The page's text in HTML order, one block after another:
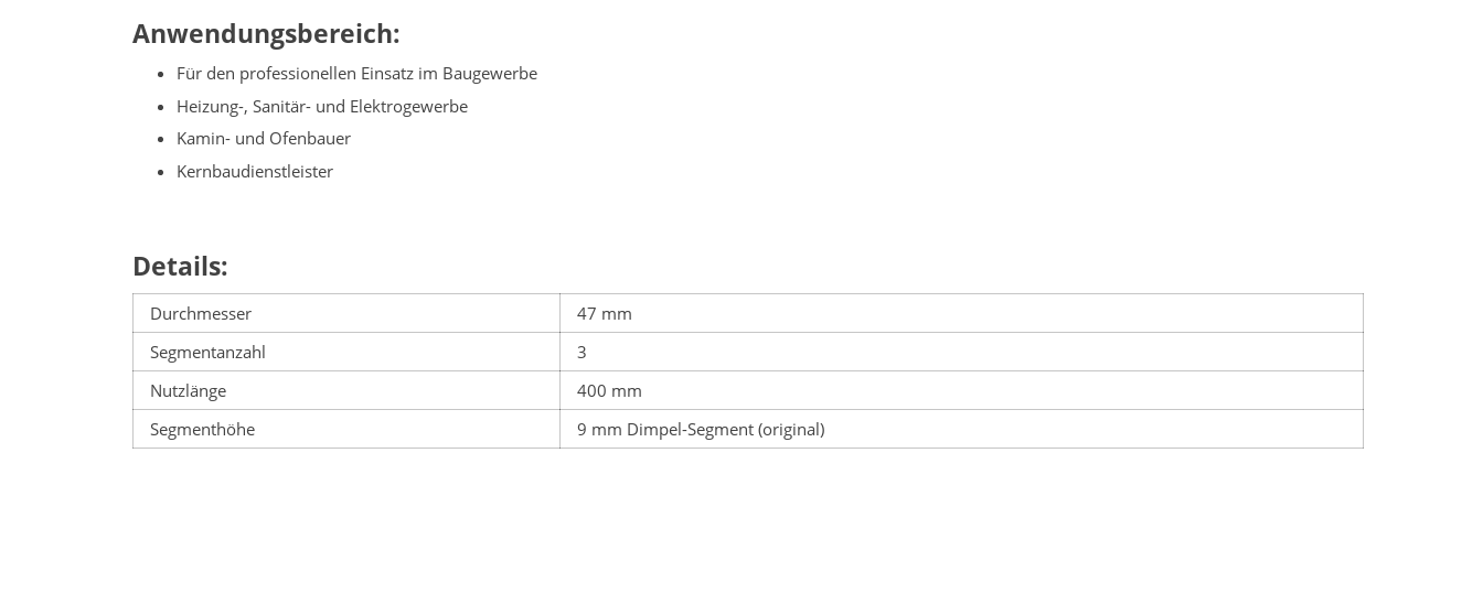
Anwendungsbereich:
Für den professionellen Einsatz im Baugewerbe
Heizung-, Sanitär- und Elektrogewerbe
Kamin- und Ofenbauer
Kernbaudienstleister
Details:
Durchmesser
47 mm
Segmentanzahl
3
Nutzlänge
400 mm
Segmenthöhe
9 mm Dimpel-Segment (original)